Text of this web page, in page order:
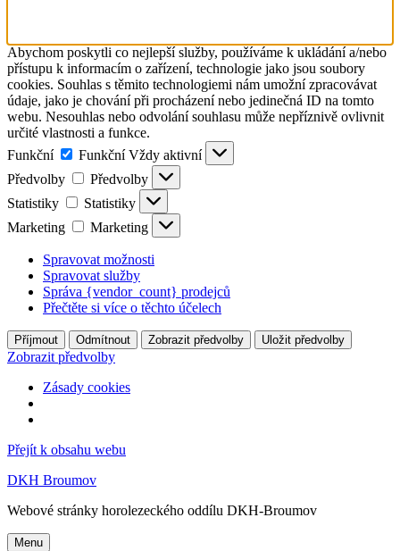
Abychom poskytli co nejlepší služby, používáme k ukládání a/nebo
přístupu k informacím o zařízení, technologie jako jsou soubory
cookies. Souhlas s těmito technologiemi nám umožní zpracovávat
údaje, jako je chování při procházení nebo jedinečná ID na tomto
webu. Nesouhlas nebo odvolání souhlasu může nepříznivě ovlivnit
určité vlastnosti a funkce.
Funkční
Funkční Vždy aktivní
Předvolby
Předvolby
Statistiky
Statistiky
Marketing
Marketing
Spravovat možnosti
Spravovat služby
Správa {vendor_count} prodejců
Přečtěte si více o těchto účelech
Příjmout Odmítnout Zobrazit předvolby Uložit předvolby
Zobrazit předvolby
Zásady cookies
Přejít k obsahu webu
DKH Broumov
Webové stránky horolezeckého oddílu DKH-Broumov
Menu